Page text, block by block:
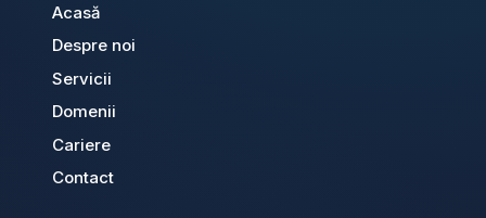
Acasă
Despre noi
Servicii
Domenii
Cariere
Contact